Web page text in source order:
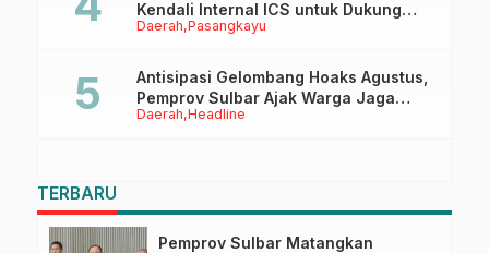
Daerah Pasangkayu
Kendali Internal ICS untuk Dukung
Sertifikasi ISPO Pekebun di
Daerah Headline
Antisipasi Gelombang Hoaks Agustus,
Pemprov Sulbar Ajak Warga Jaga
Ruang Digital
TERBARU
Pemprov Sulbar Matangkan